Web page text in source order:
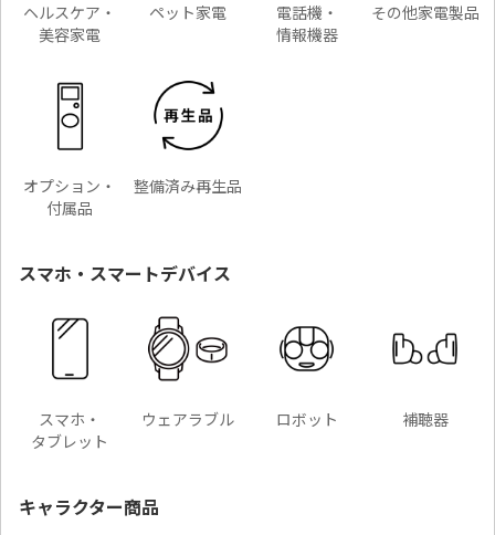
ヘルスケア・
美容家電
ペット家電
電話機・
情報機器
その他家電製品
オプション・
付属品
整備済み再生品
スマホ・スマートデバイス
スマホ・
タブレット
ウェアラブル ロボット 補聴器
キャラクター商品